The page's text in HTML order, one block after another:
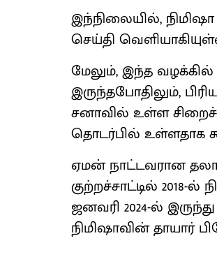
இந்நிலையில்,
செய்தி
மேலும், இந்த
இருந்தபோதிலும்,
சனாவில் உள்ள
தொடர்பில் உள்ளதாக
ஏமன் நாட்டவரான
குற்றச்சாட்டில் 2018-
ஜனவரி 2024-ல்
நிமிஷாவின் தாயார்